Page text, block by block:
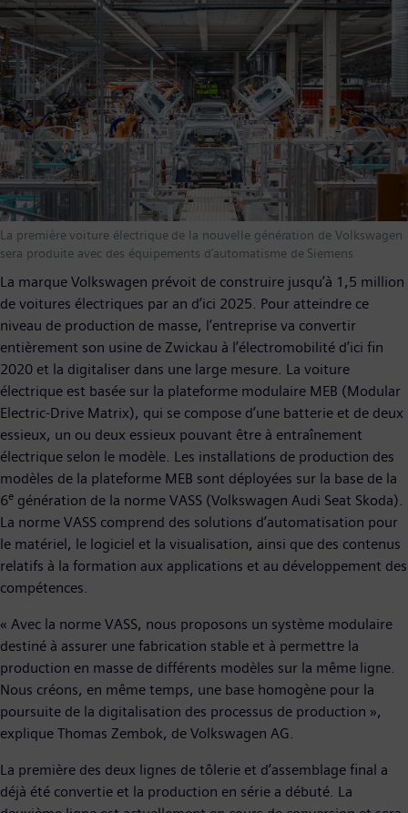
La première voiture électrique de la nouvelle génération de Volkswagen
sera produite avec des équipements d’automatisme de Siemens
La marque Volkswagen prévoit de construire jusqu’à 1,5 million
de voitures électriques par an d’ici 2025. Pour atteindre ce
niveau de production de masse, l’entreprise va convertir
entièrement son usine de Zwickau à l’électromobilité d’ici fin
2020 et la digitaliser dans une large mesure. La voiture
électrique est basée sur la plateforme modulaire MEB (Modular
Electric-Drive Matrix), qui se compose d’une batterie et de deux
essieux, un ou deux essieux pouvant être à entraînement
électrique selon le modèle. Les installations de production des
modèles de la plateforme MEB sont déployées sur la base de la
6e génération de la norme VASS (Volkswagen Audi Seat Skoda).
La norme VASS comprend des solutions d’automatisation pour
le matériel, le logiciel et la visualisation, ainsi que des contenus
relatifs à la formation aux applications et au développement des
compétences.
« Avec la norme VASS, nous proposons un système modulaire
destiné à assurer une fabrication stable et à permettre la
production en masse de différents modèles sur la même ligne.
Nous créons, en même temps, une base homogène pour la
poursuite de la digitalisation des processus de production »,
explique Thomas Zembok, de Volkswagen AG.
La première des deux lignes de tôlerie et d’assemblage final a
déjà été convertie et la production en série a débuté. La